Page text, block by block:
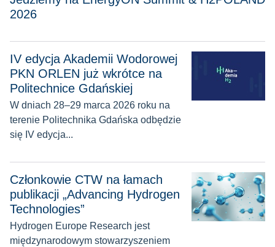
2026
IV edycja Akademii Wodorowej PKN ORLEN już wkrótce
IV edycja Akademii Wodorowej
PKN ORLEN już wkrótce na
Politechnice Gdańskiej
W dniach 28–29 marca 2026 roku na
terenie Politechnika Gdańska odbędzie
się IV edycja...
Członkowie CTW na łamach
publikacji „Advancing Hydrogen
Technologies”
Hydrogen Europe Research jest
międzynarodowym stowarzyszeniem